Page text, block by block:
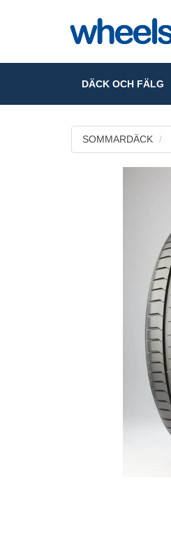
DÄCK OCH FÄLG
SOMMARDÄCK